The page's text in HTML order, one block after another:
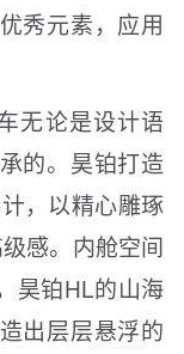
秀元素，应用
无论是设计语
的。昊铂打造
，以精心雕琢
感。内舱空间
昊铂HL的山海
出层层悬浮的